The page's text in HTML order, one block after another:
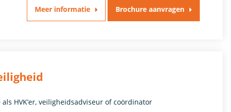
Meer informatie Brochure aanvragen
HVK’er, veiligheidsadviseur of coördinator